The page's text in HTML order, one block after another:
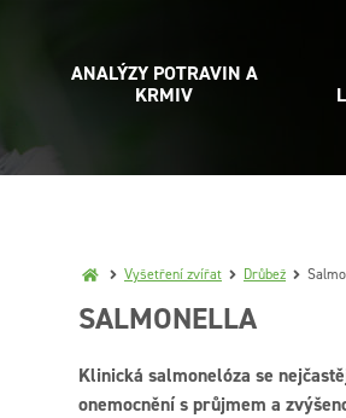
ANALÝZY POTRAVIN A
KRMIV
Vyšetření zvířat Drůbež
SALMONELLA
Klinická salmonelóza se
onemocnění s průjmem a